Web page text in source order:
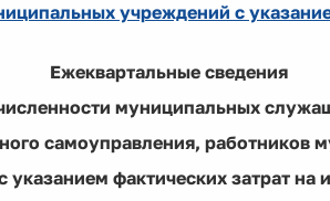
учреждений с
Ежеквартальные сведения
муниципальных
самоуправления, работников
указанием фактических затрат на